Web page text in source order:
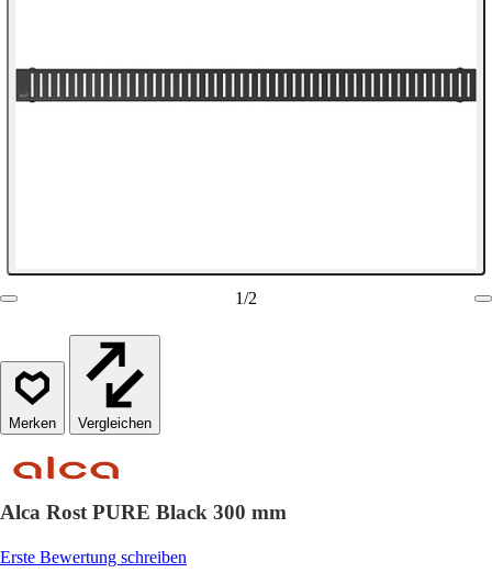
1/2
Vergleichen
Alca Rost PURE Black 300 mm
Erste Bewertung schreiben